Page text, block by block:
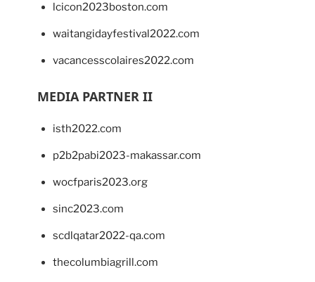
lcicon2023boston.com
waitangidayfestival2022.com
vacancesscolaires2022.com
MEDIA PARTNER II
isth2022.com
p2b2pabi2023-makassar.com
wocfparis2023.org
sinc2023.com
scdlqatar2022-qa.com
thecolumbiagrill.com